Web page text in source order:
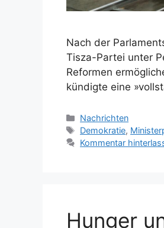
Nach der
Tisza-Partei unter
Reformen
kündigte eine
Kategorien
Nachrichten
Schlagwörter
Demokratie,
Kommentar
Hunger